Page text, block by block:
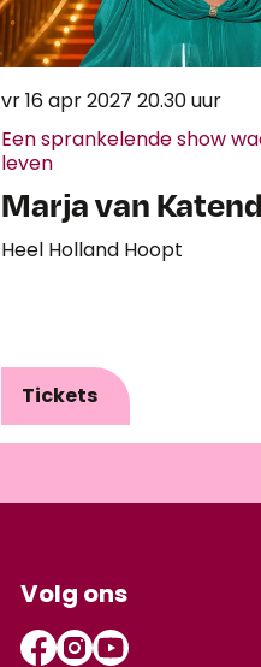
Marja van
Heel Holland Hoopt
Een sprankelende show
leven
vr 16 apr 2027 20.30 uur
Tickets
Volg ons